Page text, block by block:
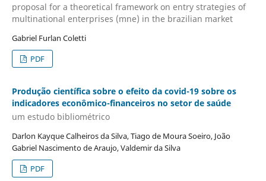
proposal for a theoretical framework on entry strategies of
multinational enterprises (mne) in the brazilian market
Gabriel Furlan Coletti
PDF
Produção científica sobre o efeito da covid-19 sobre os
indicadores econômico-financeiros no setor de saúde
um estudo bibliométrico
Darlon Kayque Calheiros da Silva, Tiago de Moura Soeiro, João
Gabriel Nascimento de Araujo, Valdemir da Silva
PDF